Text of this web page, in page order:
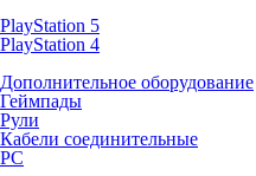
PlayStation 5
PlayStation 4
Дополнительное оборудование
Геймпады
Рули
Кабели соединительные
PC